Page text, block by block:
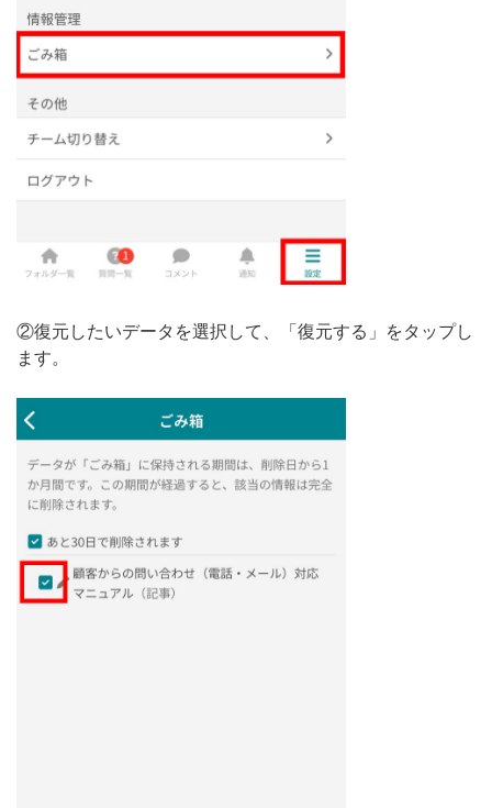
②復元したいデータを選択して、「復元する」をタップし
ます。